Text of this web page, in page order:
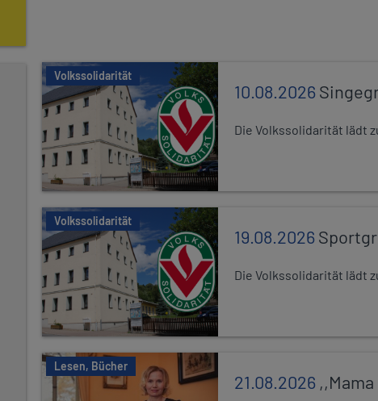
Volkssolidarität
10.08.2026
Die Volkssolidarität lädt
Volkssolidarität
19.08.2026
Die Volkssolidarität lädt
Lesen, Bücher
21.08.2026